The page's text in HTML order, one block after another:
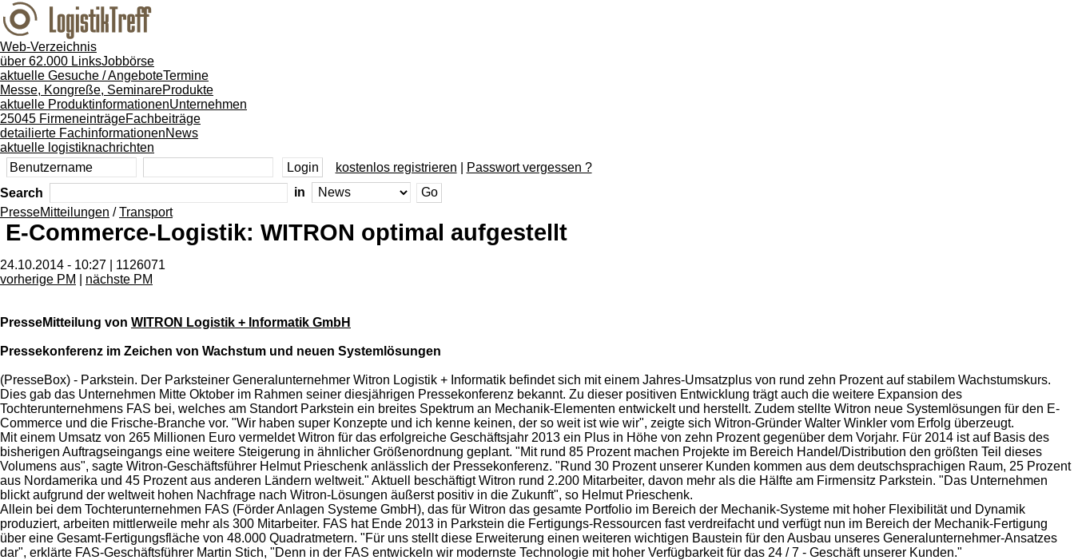
Web-Verzeichnis
über 62.000 LinksJobbörse
aktuelle Gesuche / AngeboteTermine
Messe, Kongreße, SeminareProdukte
aktuelle ProduktinformationenUnternehmen
25045 FirmeneinträgeFachbeiträge
detailierte FachinformationenNews
aktuelle logistiknachrichten
kostenlos registrieren
Passwort vergessen ?
Search
in
PresseMitteilungen /Transport
E-Commerce-Logistik: WITRON optimal aufgestellt
24.10.2014 - 10:27 | 1126071
vorherige PM
nächste PM
PresseMitteilung von WITRON Logistik + Informatik GmbH
Pressekonferenz im Zeichen von Wachstum und neuen Systemlösungen
(PresseBox) - Parkstein. Der Parksteiner Generalunternehmer Witron Logistik + Informatik befindet sich mit einem Jahres-Umsatzplus von rund zehn Prozent auf stabilem Wachstumskurs.
Dies gab das Unternehmen Mitte Oktober im Rahmen seiner diesjährigen Pressekonferenz bekannt. Zu dieser positiven Entwicklung trägt auch die weitere Expansion des
Tochterunternehmens FAS bei, welches am Standort Parkstein ein breites Spektrum an Mechanik-Elementen entwickelt und herstellt. Zudem stellte Witron neue Systemlösungen für den E-
Commerce und die Frische-Branche vor. "Wir haben super Konzepte und ich kenne keinen, der so weit ist wie wir", zeigte sich Witron-Gründer Walter Winkler vom Erfolg überzeugt.
Mit einem Umsatz von 265 Millionen Euro vermeldet Witron für das erfolgreiche Geschäftsjahr 2013 ein Plus in Höhe von zehn Prozent gegenüber dem Vorjahr. Für 2014 ist auf Basis des
bisherigen Auftragseingangs eine weitere Steigerung in ähnlicher Größenordnung geplant. "Mit rund 85 Prozent machen Projekte im Bereich Handel/Distribution den größten Teil dieses
Volumens aus", sagte Witron-Geschäftsführer Helmut Prieschenk anlässlich der Pressekonferenz. "Rund 30 Prozent unserer Kunden kommen aus dem deutschsprachigen Raum, 25 Prozent
aus Nordamerika und 45 Prozent aus anderen Ländern weltweit." Aktuell beschäftigt Witron rund 2.200 Mitarbeiter, davon mehr als die Hälfte am Firmensitz Parkstein. "Das Unternehmen
blickt aufgrund der weltweit hohen Nachfrage nach Witron-Lösungen äußerst positiv in die Zukunft", so Helmut Prieschenk.
Allein bei dem Tochterunternehmen FAS (Förder Anlagen Systeme GmbH), das für Witron das gesamte Portfolio im Bereich der Mechanik-Systeme mit hoher Flexibilität und Dynamik
produziert, arbeiten mittlerweile mehr als 300 Mitarbeiter. FAS hat Ende 2013 in Parkstein die Fertigungs-Ressourcen fast verdreifacht und verfügt nun im Bereich der Mechanik-Fertigung
über eine Gesamt-Fertigungsfläche von 48.000 Quadratmetern. "Für uns stellt diese Erweiterung einen weiteren wichtigen Baustein für den Ausbau unseres Generalunternehmer-Ansatzes
dar", erklärte FAS-Geschäftsführer Martin Stich, "Denn in der FAS entwickeln wir modernste Technologie mit hoher Verfügbarkeit für das 24 / 7 - Geschäft unserer Kunden."